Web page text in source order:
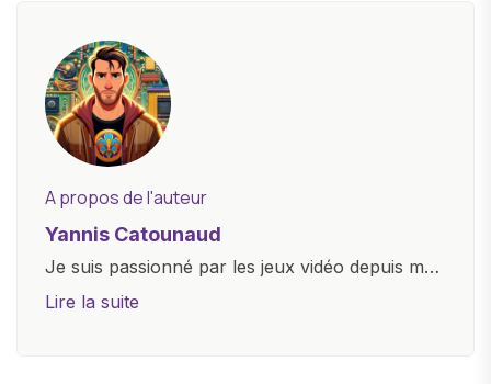
A propos de l'auteur
Yannis Catounaud
Je suis passionné par les jeux vidéo depuis mon
plus jeune âge. Mon amour pour l'univers
Lire la suite